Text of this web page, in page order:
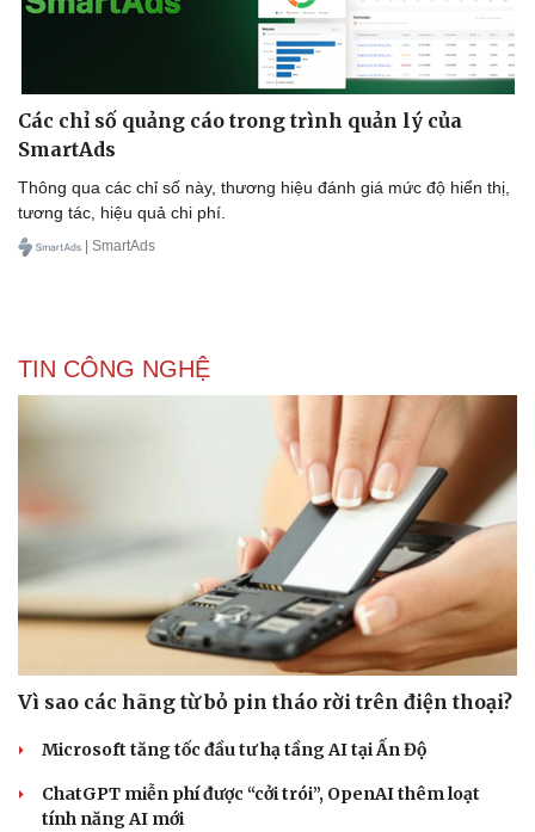
Sức khỏe
Dinh dưỡng - món ngon
Sản phụ khoa
Nhi khoa
Nam khoa
Đời sống
Nhà đẹp
Blog
Tình yêu - Gia đình
Các chỉ số quảng cáo trong trình quản lý của
SmartAds
Thông qua các chỉ số này, thương hiệu đánh giá mức độ hiển thị,
tương tác, hiệu quả chi phí.
| SmartAds
TIN CÔNG NGHỆ
Vì sao các hãng từ bỏ pin tháo rời trên điện thoại?
Microsoft tăng tốc đầu tư hạ tầng AI tại Ấn Độ
ChatGPT miễn phí được “cởi trói”, OpenAI thêm loạt
tính năng AI mới